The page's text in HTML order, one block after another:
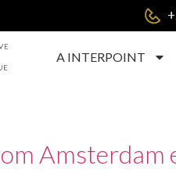
A INTERPOINT
Amsterdam